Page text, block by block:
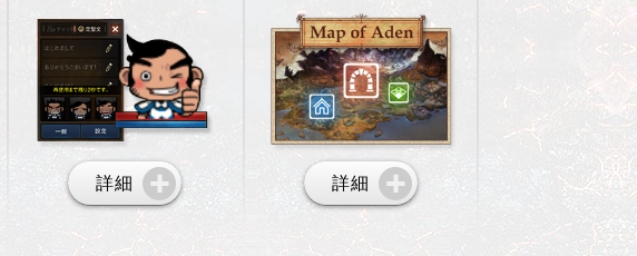
詳細 詳細